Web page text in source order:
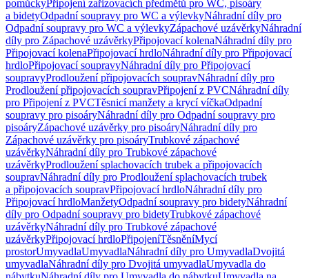
pomůckyPřipojení zařizovacích předmětů pro WC, pisoáry
a bidetyOdpadní soupravy pro WC a výlevkyNáhradní díly pro
Odpadní soupravy pro WC a výlevkyZápachové uzávěrkyNáhradní
díly pro Zápachové uzávěrkyPřipojovací kolenaNáhradní díly pro
Připojovací kolenaPřipojovací hrdloNáhradní díly pro Připojovací
hrdloPřipojovací soupravyNáhradní díly pro Připojovací
soupravyProdloužení připojovacích soupravNáhradní díly pro
Prodloužení připojovacích soupravPřipojení z PVCNáhradní díly
pro Připojení z PVCTěsnicí manžety a krycí víčkaOdpadní
soupravy pro pisoáryNáhradní díly pro Odpadní soupravy pro
pisoáryZápachové uzávěrky pro pisoáryNáhradní díly pro
Zápachové uzávěrky pro pisoáryTrubkové zápachové
uzávěrkyNáhradní díly pro Trubkové zápachové
uzávěrkyProdloužení splachovacích trubek a připojovacích
soupravNáhradní díly pro Prodloužení splachovacích trubek
a připojovacích soupravPřipojovací hrdloNáhradní díly pro
Připojovací hrdloManžetyOdpadní soupravy pro bidetyNáhradní
díly pro Odpadní soupravy pro bidetyTrubkové zápachové
uzávěrkyNáhradní díly pro Trubkové zápachové
uzávěrkyPřipojovací hrdloPřipojeníTěsněníMycí
prostorUmyvadlaUmyvadlaNáhradní díly pro UmyvadlaDvojitá
umyvadlaNáhradní díly pro Dvojitá umyvadlaUmyvadla do